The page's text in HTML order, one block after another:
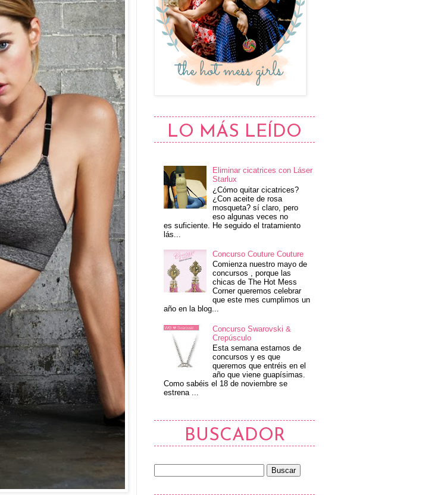
LO MÁS LEÍDO
Eliminar cicatrices con Láser
Starlux
¿Cómo quitar cicatrices?
¿Con aceite de rosa
mosqueta? sí claro, pero
eso algunas veces no
es suficiente. He seguido el tratamiento
lás...
Concurso Couture Couture
Comienza nuestro mayo de
concursos , porque las
chicas de The Hot Mess
Corner queremos celebrar
que este mes cumplimos un
año en la blog...
Concurso Swarovski &
Crepúsculo
Esta semana estamos de
concursos y es que
queremos que entréis en el
año que viene guapísimas.
Como sabéis el 18 de noviembre se
estrena ...
BUSCADOR